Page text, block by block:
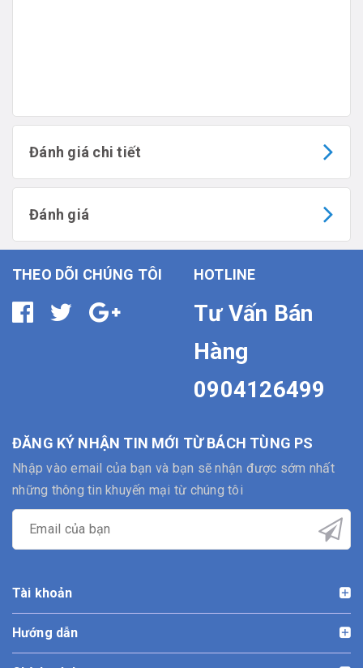
Đánh giá chi tiết
Đánh giá
THEO DÕI CHÚNG TÔI HOTLINE
Tư Vấn Bán
Hàng
0904126499
ĐĂNG KÝ NHẬN TIN MỚI TỪ BÁCH TÙNG PS
Nhập vào email của bạn và bạn sẽ nhận được sớm nhất
những thông tin khuyến mại từ chúng tôi
Tài khoản
Hướng dẫn